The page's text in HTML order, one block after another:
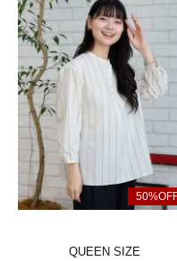
QUEEN SIZE